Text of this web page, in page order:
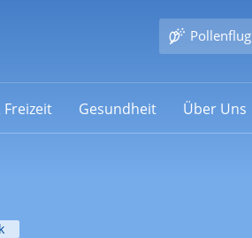
Pollenflug
Freizeit Gesundheit Über Uns